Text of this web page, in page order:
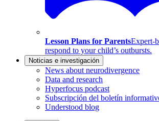
Lesson Plans for ParentsExpert-
respond to your child’s outbursts.
Noticias e investigación
News about neurodivergence
Data and research
Hyperfocus podcast
Subscripción del boletín
Understood blog